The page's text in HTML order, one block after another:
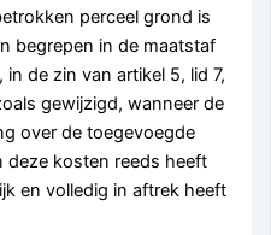
perceel grond is
begrepen in de maatstaf
de zin van artikel 5, lid 7,
gewijzigd, wanneer de
over de toegevoegde
deze kosten reeds heeft
en volledig in aftrek heeft